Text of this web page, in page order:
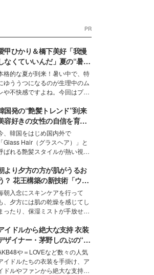
PR
甲ひかり＆橋下美好「我慢
なくていいんだ」夏の“暑さ
策”の新しい選択肢とは？
格的な夏が到来！暑い中で、特
ゆううつになるのが生理中のム
や不快感ですよね。今回はプラ
デル・愛甲ひかりさんと橋下美
さんを迎えて本音で女子会トー
ク。猛暑のお出かけを快適に過ご
すヒントや、2人が感動した夏の
生理の新常識にも迫りました。
国発の“艶髪トレンド”到来
容好きの女性の自信を育む
ヘアケア事情」って？
、韓国をはじめ国内外で
「Glass Hair（グラスヘア）」と
ばれる艶髪スタイルが熱い視線
ョンの完成度を高めるベースと
て、“髪そのものの美しさ”に改
て注目する人が増えている様
。今回は、そんな憧れの艶やか
髪を日常で叶える、美容好きの
性たちのヘアケア事情を紹介し
ます。
より夕方の方が肌がうるお
？ 花王構築の新技術「ウォ
ターキャプチャリングスキ
（捕水肌）」がスキンケア
常識を変える予感
朝入念にスキンケアを行って
、夕方には肌の乾燥を感じてし
ったり、保湿ミストが手放せな
美容の常識を大きく変える可能
を秘めた、革新的な「Water
Capturing Skin（ウォーターキャ
チャリングスキン：捕水肌）」
術を、花王が構築した。
イドルから絶大な支持 衣装
ザイナー・茅野しのぶの“可
い”を作る美学＜「シチズン
ロスシー」インタビュー＞
や＝LOVEなど数々の人気
イドルたちの衣装を手掛け、ア
ドルやファンから絶大な支持を